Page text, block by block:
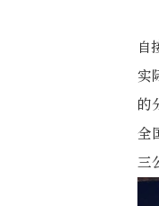
自
实
的
全
三